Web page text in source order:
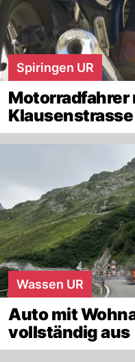
Spiringen UR
Motorradfahrer
Wassen UR
Auto mit
vollständig aus